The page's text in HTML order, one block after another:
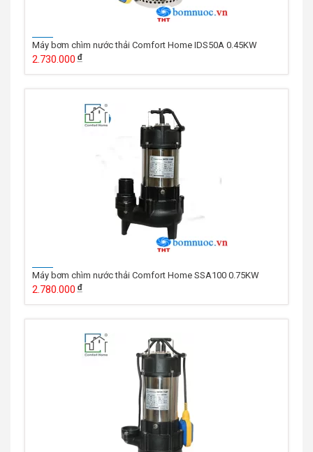
Máy bơm chìm nước thải Comfort Home IDS50A 0.45KW
2.730.000
Máy bơm chìm nước thải Comfort Home SSA100 0.75KW
2.780.000